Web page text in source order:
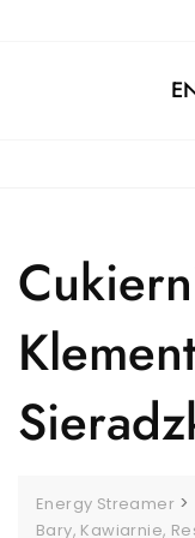
Energy Streamer >
Bary, Kawiarnie,